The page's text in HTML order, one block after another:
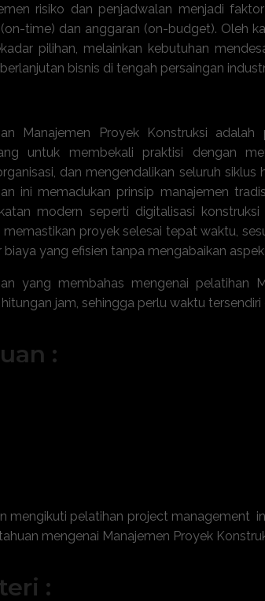
risiko dan penjadwalan menjadi
time) dan anggaran (on-budget). Oleh
pilihan, melainkan kebutuhan
bisnis di tengah persaingan
Manajemen Proyek Konstruksi
untuk membekali praktisi dengan
dan mengendalikan seluruh
ini memadukan prinsip manajemen
modern seperti digitalisasi
memastikan proyek selesai tepat waktu,
biaya yang efisien tanpa mengabaikan
yang membahas mengenai pelatihan
jam, sehingga perlu waktu
:
mengikuti pelatihan project management
mengenai Manajemen Proyek
: